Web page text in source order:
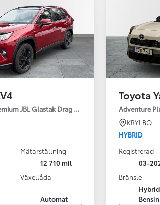
JBL Glastak Drag Motorv Vhjul
Mätarställning
12 710 mil
Växellåda
Automat
Toyota
Adventure
KRYLBO
HYBRID
Registrerad
03-
Bränsle
Hybrid
Bensin